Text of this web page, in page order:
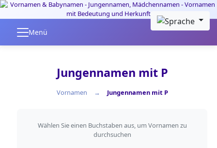
Skip to main content
Menü
Jungennamen mit P
Vornamen Jungennamen mit P
Nach Anfangsbuchstaben
Wählen Sie einen Buchstaben aus, um Vornamen zu
durchsuchen